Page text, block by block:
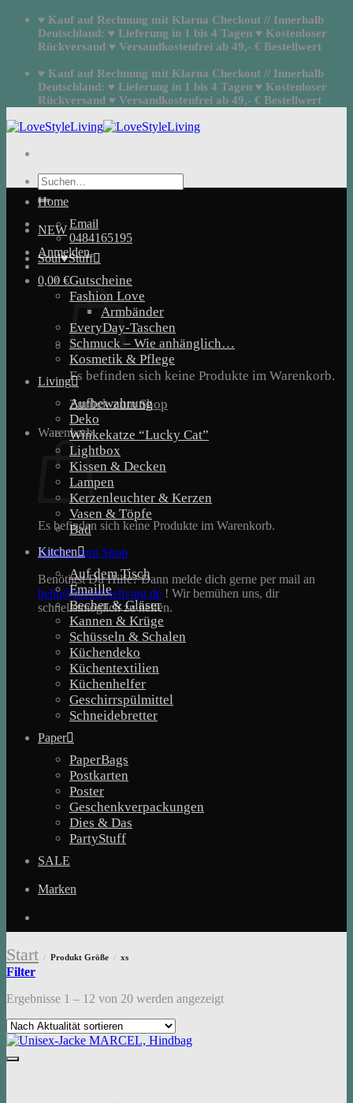
Zum
springen
♥ Kauf auf Rechnung mit Klarna Checkout // Innerhalb
Deutschland: ♥ Lieferung in 1 bis 4 Tagen ♥ Kostenloser
Rückversand ♥ Versandkostenfrei ab 49,- € Bestellwert
♥ Kauf auf Rechnung mit Klarna Checkout // Innerhalb
Deutschland: ♥ Lieferung in 1 bis 4 Tagen ♥ Kostenloser
Rückversand ♥ Versandkostenfrei ab 49,- € Bestellwert
Suchen
nach:
Email
0484165195
Anmelden
0,00€
Es befinden sich keine Produkte im Warenkorb.
Zurück zum Shop
Warenkorb
Es befinden sich keine Produkte im Warenkorb.
Zurück zum Shop
Benötigst Du Hilfe? Dann melde dich gerne per mail an
hello@lovestyleliving.de ! Wir bemühen uns, dir
schnellstmöglich zu helfen.
Home
NEW
Soul♥Stuff
Gutscheine
Fashion Love
Armbänder
EveryDay-Taschen
Schmuck – Wie anhänglich…
Kosmetik & Pflege
Living
Aufbewahrung
Deko
Winkekatze “Lucky Cat”
Lightbox
Kissen & Decken
Lampen
Kerzenleuchter & Kerzen
Vasen & Töpfe
Bad
Kitchen
Auf dem Tisch
Emaille
Becher & Gläser
Kannen & Krüge
Schüsseln & Schalen
Küchendeko
Küchentextilien
Küchenhelfer
Geschirrspülmittel
Schneidebretter
Paper
PaperBags
Postkarten
Poster
Geschenkverpackungen
Dies & Das
PartyStuff
SALE
Marken
Start / Produkt Größe / xs
Filter
Ergebnisse 1 – 12 von 20 werden angezeigtNach